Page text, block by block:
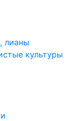
лианы
культуры